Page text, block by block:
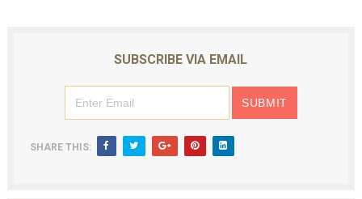
SUBSCRIBE VIA EMAIL
SHARE THIS: